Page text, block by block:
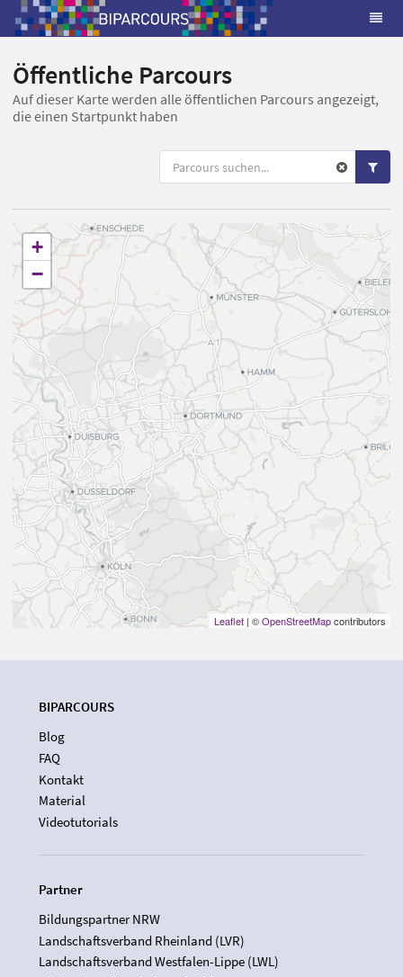
Öffentliche Parcours
Auf dieser Karte werden alle öffentlichen Parcours angezeigt,
die einen Startpunkt haben
+
−
Leaflet | ©OpenStreetMapcontributors
BIPARCOURS
Blog
FAQ
Kontakt
Material
Videotutorials
Partner
Bildungspartner NRW
Landschaftsverband Rheinland (LVR)
Landschaftsverband Westfalen-Lippe (LWL)